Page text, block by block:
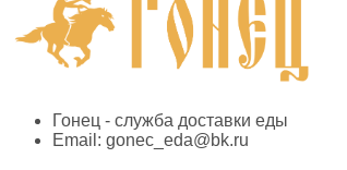
Гонец - служба доставки еды
Email: gonec_eda@bk.ru